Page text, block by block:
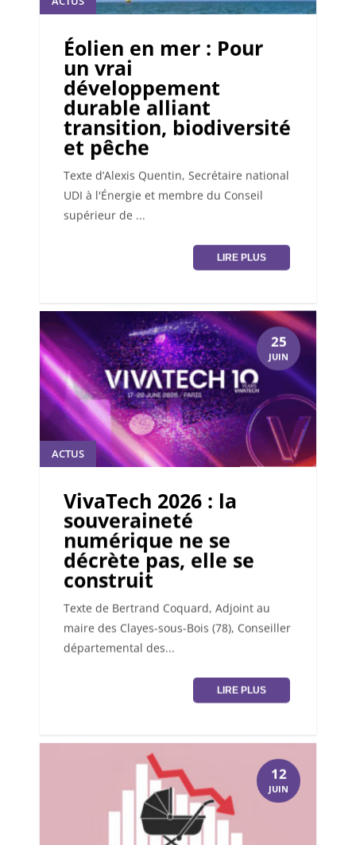
Éolien en mer : Pour
un vrai
développement
durable alliant
transition, biodiversité
et pêche
Texte d’Alexis Quentin, Secrétaire national
UDI à l'Énergie et membre du Conseil
supérieur de ...
LIRE PLUS
25
JUIN
ACTUS
VivaTech 2026 : la
souveraineté
numérique ne se
décrète pas, elle se
construit
Texte de Bertrand Coquard, Adjoint au
maire des Clayes-sous-Bois (78), Conseiller
départemental des...
LIRE PLUS
12
JUIN